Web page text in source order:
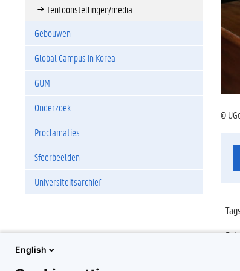
Tentoonstellingen/media
Gebouwen
Global Campus in Korea
GUM
Onderzoek
Proclamaties
Sfeerbeelden
Universiteitsarchief
©
English